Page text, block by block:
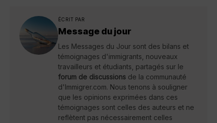
ÉCRIT PAR
Message du jour
Les Messages du Jour sont des bilans et
témoignages d'immigrants, nouveaux
travailleurs et étudiants, partagés sur le
forum de discussions de la communauté
d'Immigrer.com. Nous tenons à souligner
que les opinions exprimées dans ces
témoignages sont celles des auteurs et ne
reflètent pas nécessairement celles